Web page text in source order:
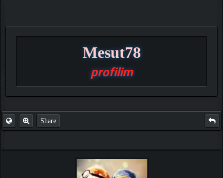
Mesut78
profilim
Share